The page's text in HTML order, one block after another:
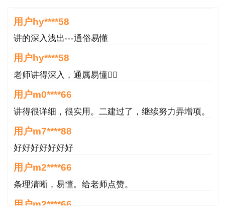
备好。2021年二级建造师考后审核地区及审核时
间汇总
2022年二级建造师新课已开通，准备参加
2022年二级建造师考试的考生要抓紧时间复习
啦！点击免费试听>>
现在报课，即可先学习2021年二级建造师教
材精讲班、习题强化班课程，以及2022年零基础
预习班，进行第一轮复习，待二级建造师新版教材
上市后，结合新课进行第二轮复习。这样才能夯实
用户hy****58
讲的深入浅出---通俗易懂
用户hy****58
老师讲得深入，通属易懂👍🏻
用户m0****66
讲得很详细，很实用。二建过了，继续努力弄增项。
用户m7****88
好好好好好好好
用户m2****66
条理清晰，易懂。给老师点赞。
用户m2****66